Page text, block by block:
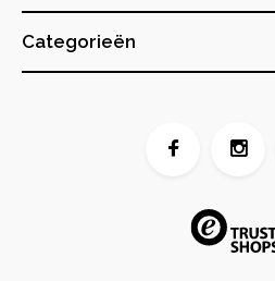
Categorieën